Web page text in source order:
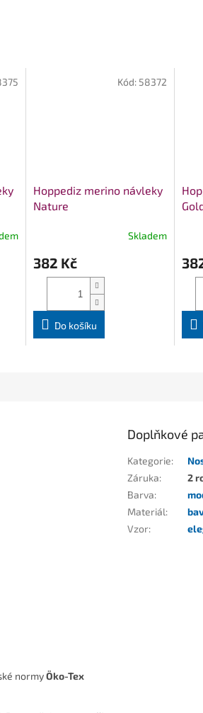
Hoppediz merino návleky
Nature
Skladem
382 Kč
Do košíku
Kód: 58372
normyÖko-Tex
Doplňkové
Kategorie:
Záruka:
2
Barva:
Materiál:
Vzor: